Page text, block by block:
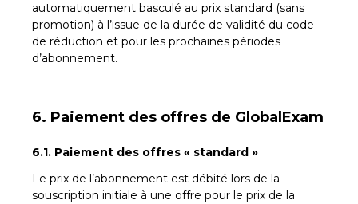
automatiquement basculé au prix standard (sans
promotion) à l’issue de la durée de validité du code
de réduction et pour les prochaines périodes
d’abonnement.
6. Paiement des offres de GlobalExam
6.1. Paiement des offres « standard »
Le prix de l’abonnement est débité lors de la
souscription initiale à une offre pour le prix de la